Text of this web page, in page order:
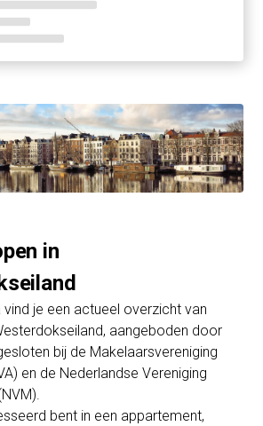
in
vind je een actueel overzicht van
aangeboden door
bij de Makelaarsvereniging
en de Nederlandse Vereniging
bent in een appartement,